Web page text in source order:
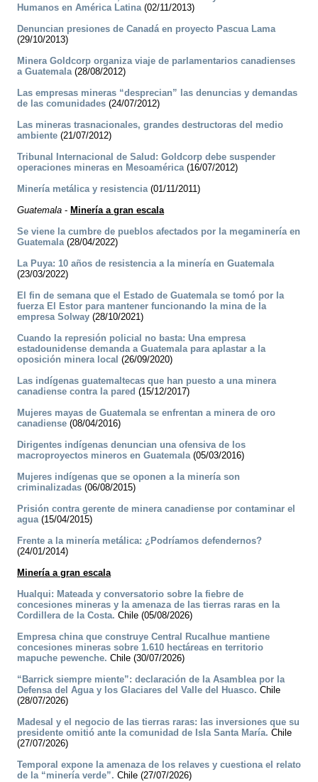
Humanos en América Latina(02/11/2013)
Denuncian presiones de Canadá en proyecto Pascua Lama
(29/10/2013)
Minera Goldcorp organiza viaje de parlamentarios canadienses
a Guatemala(28/08/2012)
Las empresas mineras “desprecian” las denuncias y demandas
de las comunidades (24/07/2012)
Las mineras trasnacionales, grandes destructoras del medio
ambiente (21/07/2012)
Tribunal Internacional de Salud: Goldcorp debe suspender
operaciones mineras en Mesoamérica(16/07/2012)
Minería metálica y resistencia(01/11/2011)
Guatemala - Minería a gran escala
Se viene la cumbre de pueblos afectados por la megaminería en
Guatemala(28/04/2022)
La Puya: 10 años de resistencia a la minería en Guatemala
(23/03/2022)
El fin de semana que el Estado de Guatemala se tomó por la
fuerza El Estor para mantener funcionando la mina de la
empresa Solway (28/10/2021)
Cuando la represión policial no basta: Una empresa
estadounidense demanda a Guatemala para aplastar a la
oposición minera local (26/09/2020)
Las indígenas guatemaltecas que han puesto a una minera
canadiense contra la pared (15/12/2017)
Mujeres mayas de Guatemala se enfrentan a minera de oro
canadiense (08/04/2016)
Dirigentes indígenas denuncian una ofensiva de los
macroproyectos mineros en Guatemala(05/03/2016)
Mujeres indígenas que se oponen a la minería son
criminalizadas (06/08/2015)
Prisión contra gerente de minera canadiense por contaminar el
agua(15/04/2015)
Frente a la minería metálica: ¿Podríamos defendernos?
(24/01/2014)
Minería a gran escala
Hualqui: Mateada y conversatorio sobre la fiebre de
concesiones mineras y la amenaza de las tierras raras en la
Cordillera de la Costa. Chile (05/08/2026)
Empresa china que construye Central Rucalhue mantiene
concesiones mineras sobre 1.610 hectáreas en territorio
mapuche pewenche. Chile (30/07/2026)
“Barrick siempre miente”: declaración de la Asamblea por la
Defensa del Agua y los Glaciares del Valle del Huasco. Chile
(28/07/2026)
Madesal y el negocio de las tierras raras: las inversiones que su
presidente omitió ante la comunidad de Isla Santa María. Chile
(27/07/2026)
Temporal expone la amenaza de los relaves y cuestiona el relato
de la “minería verde”. Chile (27/07/2026)